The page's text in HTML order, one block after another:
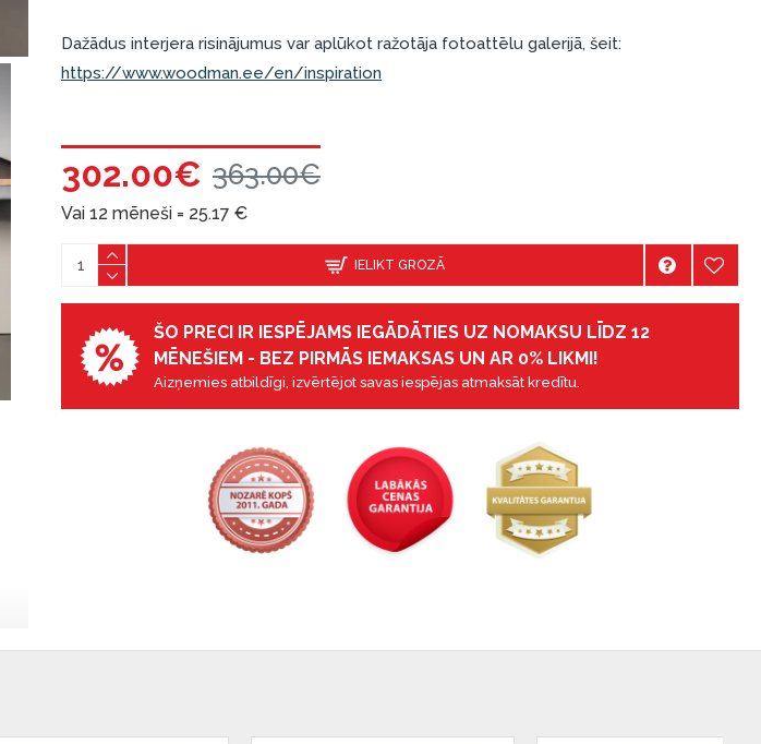
Dažādus interjera risinājumus var aplūkot ražotāja fotoattēlu galerijā, šeit:
https://www.woodman.ee/en/inspiration
302.00€ 363.00€
Vai 12 mēneši = 25.17 €
IELIKT GROZĀ
ŠO PRECI IR IESPĒJAMS IEGĀDĀTIES UZ NOMAKSU LĪDZ 12
MĒNEŠIEM - BEZ PIRMĀS IEMAKSAS UN AR 0% LIKMI!
Aizņemies atbildīgi, izvērtējot savas iespējas atmaksāt kredītu.